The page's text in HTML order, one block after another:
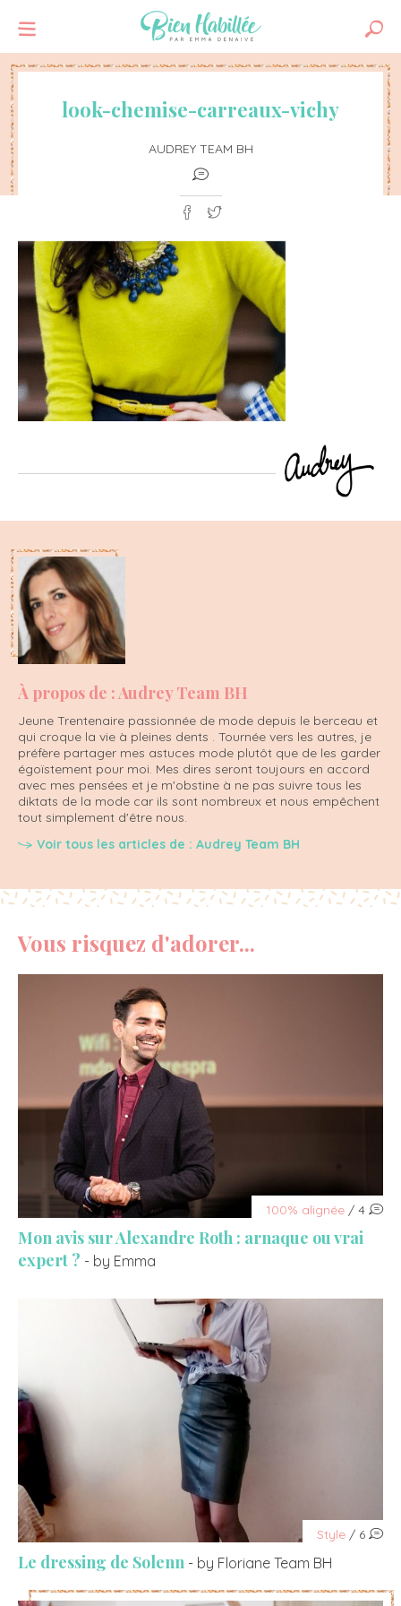
look-chemise-carreaux-vichy
AUDREY TEAM BH
À propos de : Audrey Team BH
Jeune Trentenaire passionnée de mode depuis le berceau et
qui croque la vie à pleines dents . Tournée vers les autres, je
préfère partager mes astuces mode plutôt que de les garder
égoïstement pour moi. Mes dires seront toujours en accord
avec mes pensées et je m'obstine à ne pas suivre tous les
diktats de la mode car ils sont nombreux et nous empêchent
tout simplement d'être nous.
Voir tous les articles de : Audrey Team BH
Vous risquez d'adorer...
100% alignée / 4
Mon avis sur Alexandre Roth : arnaque ou vrai
expert ? - by Emma
Style / 6
Le dressing de Solenn - by Floriane Team BH